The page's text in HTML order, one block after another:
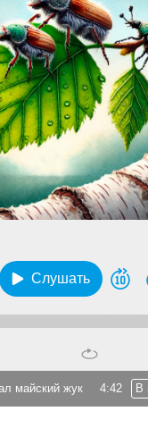
Слушать
4:42 В
майский жук